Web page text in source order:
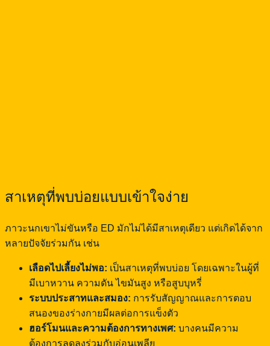
สาเหตุที่พบบ่อยแบบเข้าใจง่าย
ภาวะนกเขาไม่ขันหรือ ED มักไม่ได้มีสาเหตุเดียว แต่เกิดได้จาก
หลายปัจจัยร่วมกัน เช่น
เลือดไปเลี้ยงไม่พอ: เป็นสาเหตุที่พบบ่อย โดยเฉพาะในผู้ที่
มีเบาหวาน ความดัน ไขมันสูง หรือสูบบุหรี่
ระบบประสาทและสมอง: การรับสัญญาณและการตอบ
สนองของร่างกายมีผลต่อการแข็งตัว
ฮอร์โมนและความต้องการทางเพศ: บางคนมีความ
ต้องการลดลงร่วมกับอ่อนเพลีย